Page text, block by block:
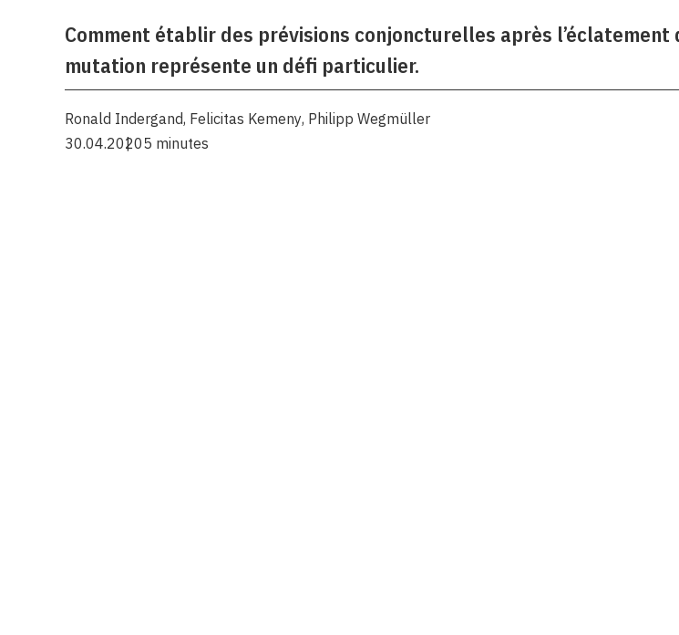
Comment établir des prévisions conjoncturelles après l’éclatement
mutation représente un défi particulier.
Ronald Indergand, Felicitas Kemeny, Philipp Wegmüller
30.04.20205 minutes